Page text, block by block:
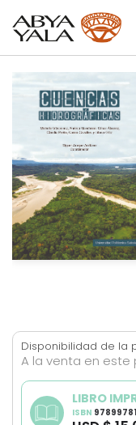
Skip
of
the
images
gallery
of
the
gallery
Disponibilidad de la
A la venta en este
LIBRO
ISBN